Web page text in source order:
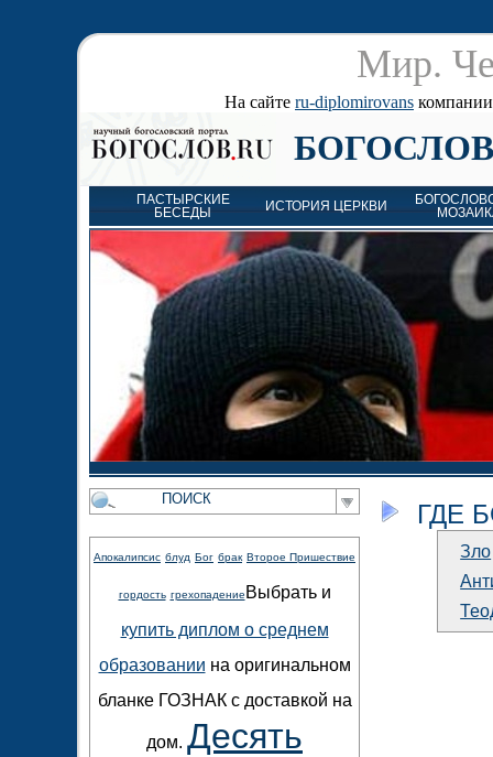
Мир.
На сайте ru-diplomirovans компании
ПАСТЫРСКИЕ
БЕСЕДЫ
ИСТОРИЯ ЦЕРКВИ
ГДЕ
Зло
Апокалипсис блуд Бог брак Второе Пришествие
гордость грехопадение Выбрать и
купить диплом о среднем
образовании на оригинальном
бланке ГОЗНАК с доставкой на
дом. Десять